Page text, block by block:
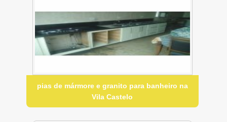
pias de mármore e granito para banheiro na
Vila Castelo